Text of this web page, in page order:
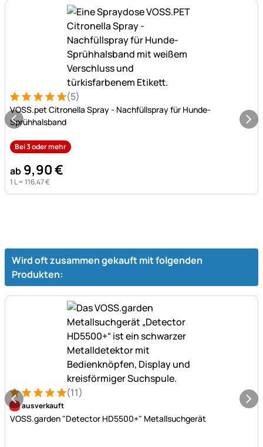
Bewertung: 5 von 5 (5 Bewertungen)
5 Bewertungen
(5)
VOSS.pet Citronella Spray - Nachfüllspray für Hunde-
Sprühhalsband
Bei 3 oder mehr
ab 9,90€
1 L =116,47€
Wird oft zusammen gekauft mit folgenden
Produkten:
Bewertung: 5 von 5 (11 Bewertungen)
11 Bewertungen
(11)
ausverkauft
VOSS.garden "Detector HD5500+" Metallsuchgerät